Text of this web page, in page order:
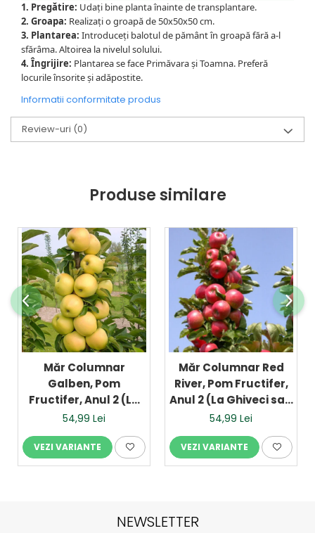
1. Pregătire: Udați bine planta înainte de transplantare.
2. Groapa: Realizați o groapă de 50x50x50 cm.
3. Plantarea: Introduceți balotul de pământ în groapă fără a-l
sfărâma. Altoirea la nivelul solului.
4. Îngrijire: Plantarea se face Primăvara și Toamna. Preferă
locurile însorite și adăpostite.
Informatii conformitate produs
Review-uri (0)
Produse similare
Măr Columnar
Galben, Pom
Fructifer, Anul 2 (La
Ghiveci sau Rădăcină
54,99 Lei
VEZI VARIANTE
Măr Columnar Red
River, Pom Fructifer,
Anul 2 (La Ghiveci sau
Rădăcină Liberă)
54,99 Lei
VEZI VARIANTE
NEWSLETTER